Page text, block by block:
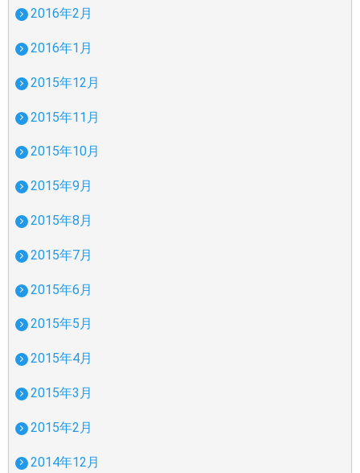
2016年2月
2016年1月
2015年12月
2015年11月
2015年10月
2015年9月
2015年8月
2015年7月
2015年6月
2015年5月
2015年4月
2015年3月
2015年2月
2014年12月